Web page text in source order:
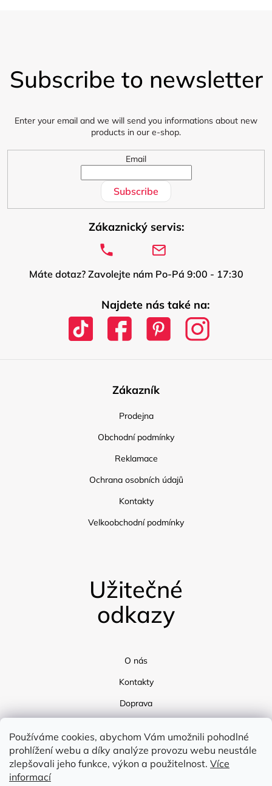
Používáme cookies, abychom Vám umožnili pohodlné
prohlížení webu a díky analýze provozu webu neustále
zlepšovali jeho funkce, výkon a použitelnost. Více
informací
Subscribe to newsletter
Enter your email and we will send you informations about new
products in our e-shop.
Email
Subscribe
Zákaznický servis:
Máte dotaz? Zavolejte nám Po-Pá 9:00 - 17:30
Najdete nás také na:
Zákazník
Prodejna
Obchodní podmínky
Reklamace
Ochrana osobních údajů
Kontakty
Velkoobchodní podmínky
Užitečné
odkazy
O nás
Kontakty
Doprava